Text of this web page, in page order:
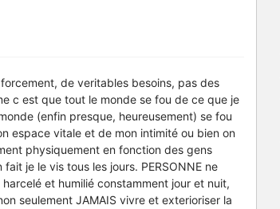
de veritables besoins, pas des
c est que tout le monde se fou de ce que je
(enfin presque, heureusement) se fou
espace vitale et de mon intimité ou bien on
physiquement en fonction des gens
je le vis tous les jours. PERSONNE ne
et humilié constamment jour et nuit,
seulement JAMAIS vivre et exterioriser la